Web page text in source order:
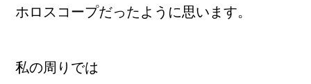
ホロスコープだったように思います。
私の周りでは